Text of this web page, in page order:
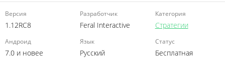
Версия
1.12RC8
Разработчик
Feral Interactive
Категория
Стратегии
Андроид
7.0 и новее
Язык
Русский
Статус
Бесплатная